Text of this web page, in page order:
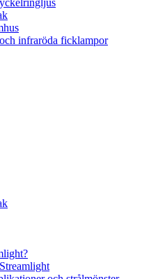
infraröda ficklampor